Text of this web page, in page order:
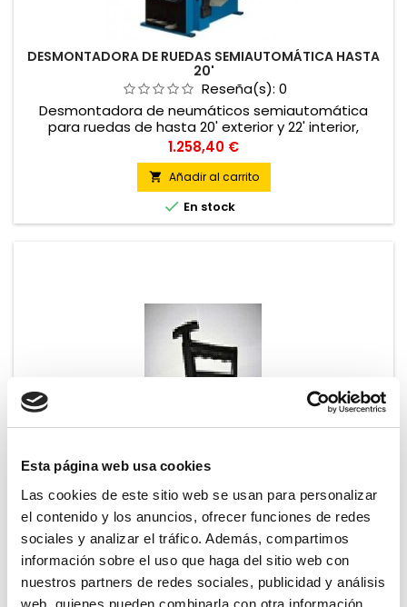
Esta página web usa cookies
Las cookies de este sitio web se usan para personalizar
el contenido y los anuncios, ofrecer funciones de redes
sociales y analizar el tráfico. Además, compartimos
información sobre el uso que haga del sitio web con
nuestros partners de redes sociales, publicidad y análisis
web, quienes pueden combinarla con otra información
DESMONTADORA DE RUEDAS SEMIAUTOMÁTICA HASTA
20'
Reseña(s): 0
Desmontadora de neumáticos semiautomática
para ruedas de hasta 20' exterior y 22' interior,
diseñada para montar y desmontar ruedas de
turismo, furgoneta y motocicleta.
Precio
1.258,40 €
 Añadir al carrito
 En stock
UTIL PARA RUN-FLAT
Reseña(s):0
Mordaza para desmontar neumaticos
Precio
57,10 €